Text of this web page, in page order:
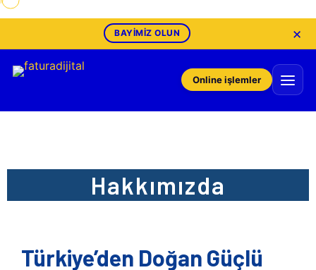
BAYIMIZ OLUN ×
Online işlemler
Hakkımızda
Türkiye’den Doğan Güçlü